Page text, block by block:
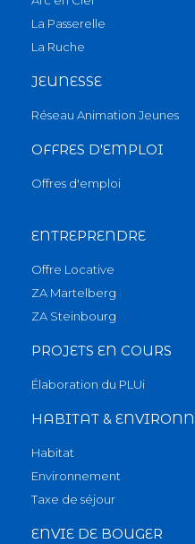
La Passerelle
La Ruche
JEUNESSE
Réseau Animation Jeunes
OFFRES D'EMPLOI
Offres d'emploi
ENTREPRENDRE
Offre Locative
ZA Martelberg
ZA Steinbourg
PROJETS EN COURS
Élaboration du PLUi
HABITAT &
Habitat
Environnement
Taxe de séjour
ENVIE DE BOUGER